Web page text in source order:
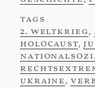
tags
2. weltkrieg,
holocaust,
ukraine,